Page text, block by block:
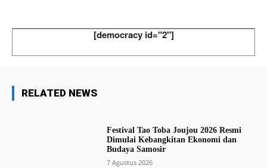
[democracy id="2"]
RELATED NEWS
Festival Tao Toba Joujou 2026 Resmi
Dimulai Kebangkitan Ekonomi dan
Budaya Samosir
7 Agustus 2026